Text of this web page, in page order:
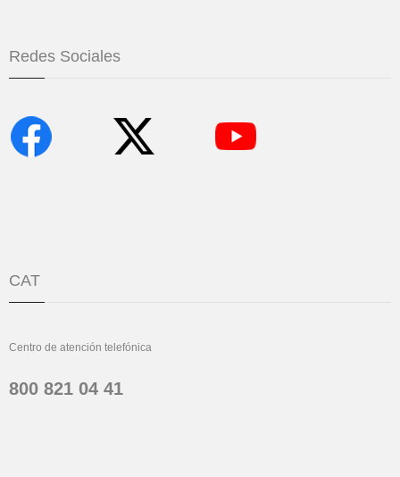
Redes Sociales
CAT
Centro de atención telefónica
800 821 04 41